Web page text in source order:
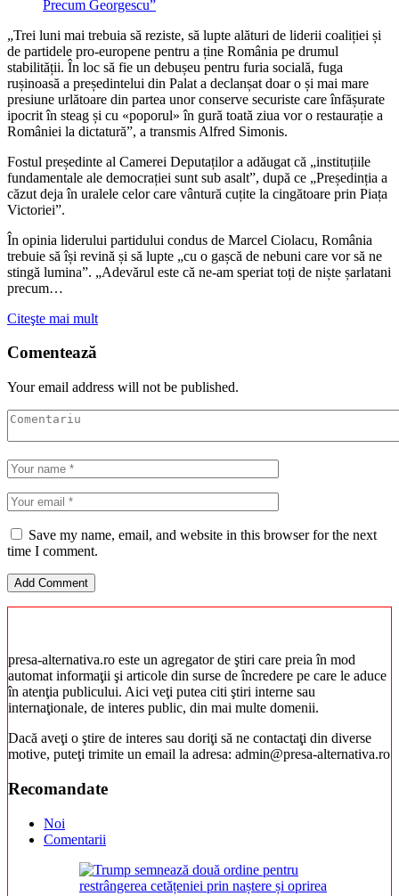
„Trei luni mai trebuia să reziste, să lupte alături de liderii coaliției și
de partidele pro-europene pentru a ține România pe drumul
stabilității. În loc să fie un debușeu pentru furia socială, fuga
rușinoasă a președintelui din Palat a declanșat doar o și mai mare
presiune urlătoare din partea unor conserve securiste care înfășurate
ipocrit în steag și cu «poporul» în gură toată ziua vor o restaurație a
României la dictatură”, a transmis Alfred Simonis.
Fostul președinte al Camerei Deputaților a adăugat că „instituțiile
fundamentale ale democrației sunt sub asalt”, după ce „Președinția a
căzut deja în uralele celor care vântură cuțite la cingătoare prin Piața
Victoriei”.
În opinia liderului partidului condus de Marcel Ciolacu, România
trebuie să își revină și să lupte „cu o gașcă de nebuni care vor să ne
stingă lumina”. „Adevărul este că ne-am speriat toți de niște șarlatani
precum…
Citeşte mai mult
Comentează
Your email address will not be published.
Save my name, email, and website in this browser for the next
time I comment.
presa-alternativa.ro este un agregator de ştiri care preia în mod
automat informaţii şi articole din surse de încredere pe care le aduce
în atenţia publicului. Aici veţi putea citi ştiri interne sau
internaţionale, de interes public, din mai multe domenii.
Dacă aveţi o ştire de interes sau doriţi să ne contactaţi din diverse
motive, puteţi trimite un email la adresa: admin@presa-alternativa.ro
Recomandate
Noi
Comentarii